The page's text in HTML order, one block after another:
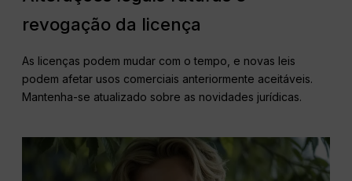
revogação da licença
As licenças podem mudar com o tempo, e novas leis
podem afetar usos comerciais anteriormente aceitáveis.
Mantenha-se atualizado sobre as novidades jurídicas.